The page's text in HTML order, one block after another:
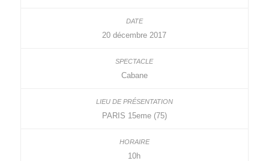
20 décembre 2017
Cabane
PARIS 15eme (75)
10h